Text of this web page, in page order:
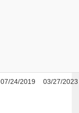
07/24/2019 03/27/2023